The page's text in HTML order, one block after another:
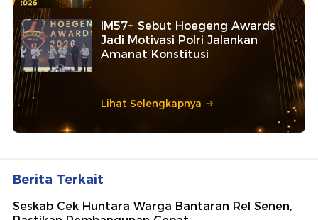
IM57+ Sebut Hoegeng Awards
Jadi Motivasi Polri Jalankan
Amanat Konstitusi
Lihat Selengkapnya
Berita Terkait
Seskab Cek Huntara Warga Bantaran Rel Senen,